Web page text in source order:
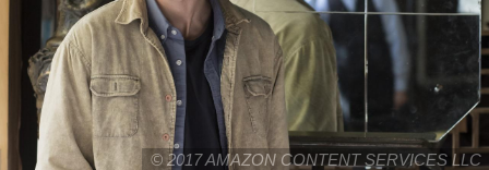
© 2017 AMAZON CONTENT SERVICES LLC